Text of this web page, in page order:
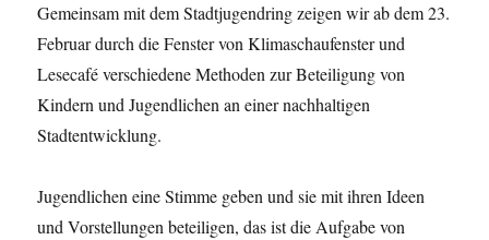
Gemeinsam mit dem Stadtjugendring zeigen wir ab dem 23.
Februar durch die Fenster von Klimaschaufenster und
Lesecafé verschiedene Methoden zur Beteiligung von
Kindern und Jugendlichen an einer nachhaltigen
Stadtentwicklung.
Jugendlichen eine Stimme geben und sie mit ihren Ideen
und Vorstellungen beteiligen, das ist die Aufgabe von